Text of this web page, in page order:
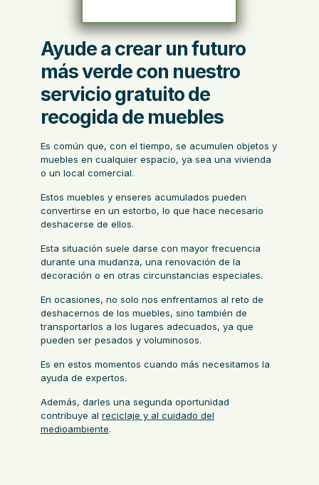
Ayude a crear un futuro
más verde con nuestro
servicio gratuito de
recogida de muebles
Es común que, con el tiempo, se acumulen objetos y
muebles en cualquier espacio, ya sea una vivienda
o un local comercial.
Estos muebles y enseres acumulados pueden
convertirse en un estorbo, lo que hace necesario
deshacerse de ellos.
Esta situación suele darse con mayor frecuencia
durante una mudanza, una renovación de la
decoración o en otras circunstancias especiales.
En ocasiones, no solo nos enfrentamos al reto de
deshacernos de los muebles, sino también de
transportarlos a los lugares adecuados, ya que
pueden ser pesados y voluminosos.
Es en estos momentos cuando más necesitamos la
ayuda de expertos.
Además, darles una segunda oportunidad
contribuye al reciclaje y al cuidado del
medioambiente.